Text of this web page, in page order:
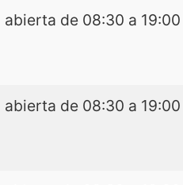
abierta de 08:30 a 19:00
abierta de 08:30 a 19:00